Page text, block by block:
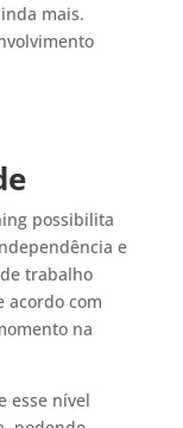
mais.
possibilita
e
trabalho
acordo com
na
esse nível